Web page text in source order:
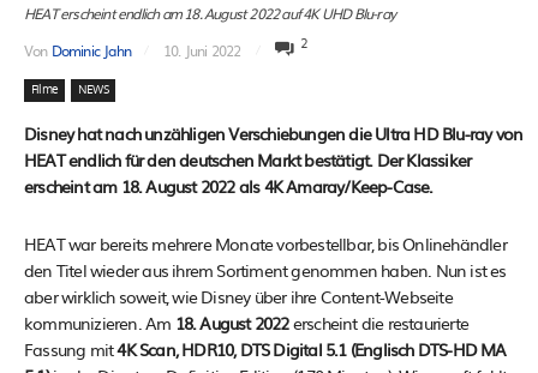
HEAT erscheint endlich am 18. August 2022 auf 4K UHD Blu-ray
Von Dominic Jahn 10. Juni 2022 2
Filme NEWS
Disney hat nach unzähligen Verschiebungen die Ultra HD Blu-ray von
HEAT endlich für den deutschen Markt bestätigt. Der Klassiker
erscheint am 18. August 2022 als 4K Amaray/Keep-Case.
HEAT war bereits mehrere Monate vorbestellbar, bis Onlinehändler
den Titel wieder aus ihrem Sortiment genommen haben. Nun ist es
aber wirklich soweit, wie Disney über ihre Content-Webseite
kommunizieren. Am 18. August 2022erscheint die restaurierte
Fassung mit4K Scan, HDR10, DTS Digital 5.1 (Englisch DTS-HD MA